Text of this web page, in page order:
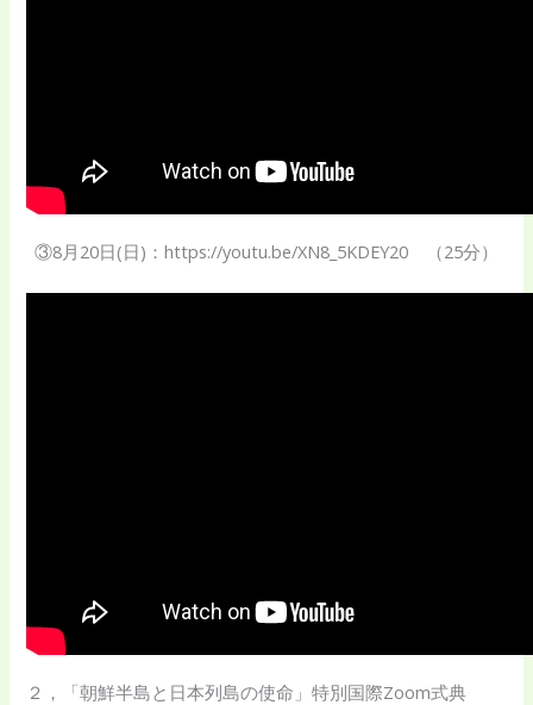
③8月20日(日)：https://youtu.be/XN8_5KDEY20 （25分）
２，「朝鮮半島と日本列島の使命」特別国際Zoom式典